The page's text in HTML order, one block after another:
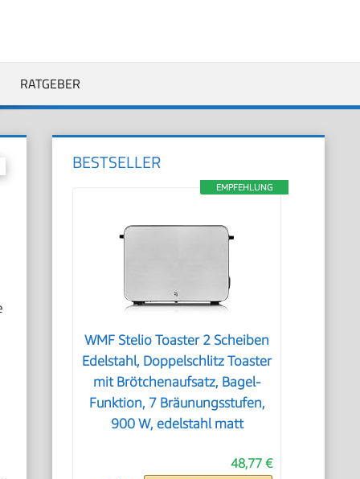
RATGEBER
BESTSELLER
EMPFEHLUNG
WMF Stelio Toaster 2 Scheiben
Edelstahl, Doppelschlitz Toaster
mit Brötchenaufsatz, Bagel-
Funktion, 7 Bräunungsstufen,
900 W, edelstahl matt
48,77 €